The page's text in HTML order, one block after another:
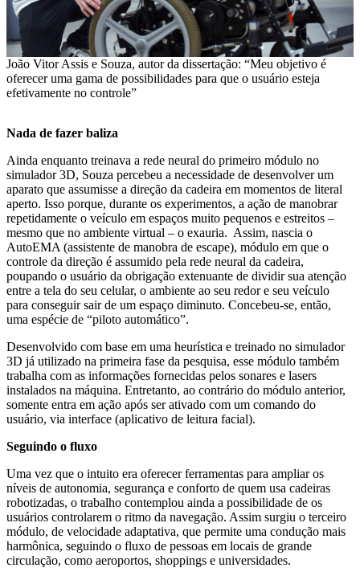
João Vitor Assis e Souza, autor da dissertação: “Meu objetivo é
oferecer uma gama de possibilidades para que o usuário esteja
efetivamente no controle”
Nada de fazer baliza
Ainda enquanto treinava a rede neural do primeiro módulo no
simulador 3D, Souza percebeu a necessidade de desenvolver um
aparato que assumisse a direção da cadeira em momentos de literal
aperto. Isso porque, durante os experimentos, a ação de manobrar
repetidamente o veículo em espaços muito pequenos e estreitos –
mesmo que no ambiente virtual – o exauria. Assim, nascia o
AutoEMA (assistente de manobra de escape), módulo em que o
controle da direção é assumido pela rede neural da cadeira,
poupando o usuário da obrigação extenuante de dividir sua atenção
entre a tela do seu celular, o ambiente ao seu redor e seu veículo
para conseguir sair de um espaço diminuto. Concebeu-se, então,
uma espécie de “piloto automático”.
Desenvolvido com base em uma heurística e treinado no simulador
3D já utilizado na primeira fase da pesquisa, esse módulo também
trabalha com as informações fornecidas pelos sonares e lasers
instalados na máquina. Entretanto, ao contrário do módulo anterior,
somente entra em ação após ser ativado com um comando do
usuário, via interface (aplicativo de leitura facial).
Seguindo o fluxo
Uma vez que o intuito era oferecer ferramentas para ampliar os
níveis de autonomia, segurança e conforto de quem usa cadeiras
robotizadas, o trabalho contemplou ainda a possibilidade de os
usuários controlarem o ritmo da navegação. Assim surgiu o terceiro
módulo, de velocidade adaptativa, que permite uma condução mais
harmônica, seguindo o fluxo de pessoas em locais de grande
circulação, como aeroportos, shoppings e universidades.